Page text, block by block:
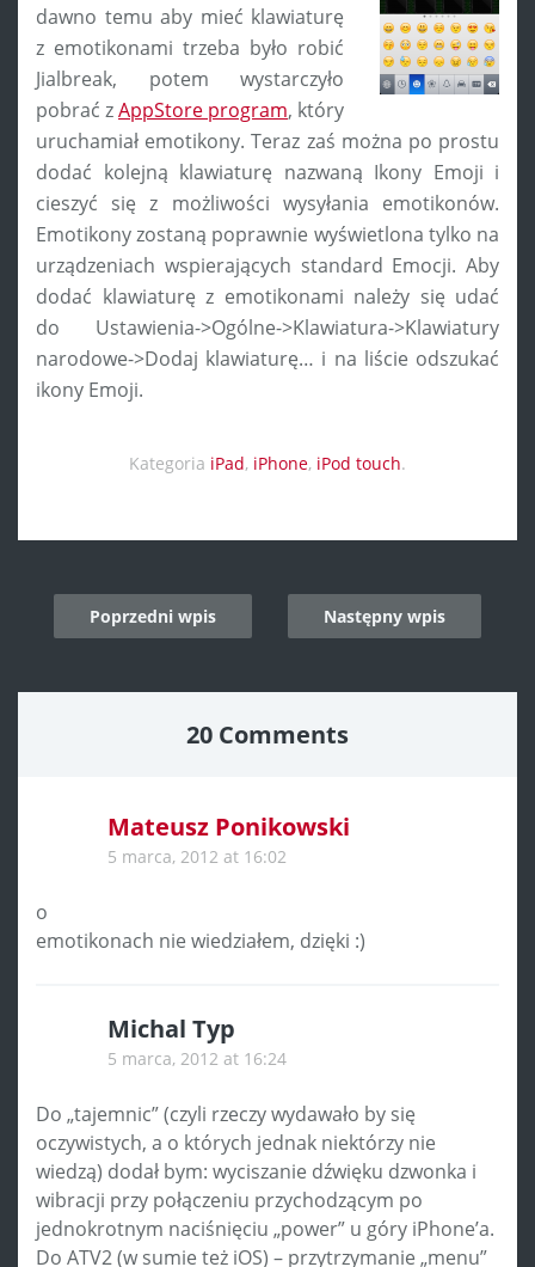
dawno temu aby mieć klawiaturę
z emotikonami trzeba było robić
Jialbreak, potem wystarczyło
pobrać zAppStore program, który
uruchamiał emotikony. Teraz zaś można po prostu
dodać kolejną klawiaturę nazwaną Ikony Emoji i
cieszyć się z możliwości wysyłania emotikonów.
Emotikony zostaną poprawnie wyświetlona tylko na
urządzeniach wspierających standard Emocji. Aby
dodać klawiaturę z emotikonami należy się udać
do Ustawienia->Ogólne->Klawiatura->Klawiatury
narodowe->Dodaj klawiaturę… i na liście odszukać
ikony Emoji.
Kategoria iPad, iPhone, iPod touch.
Post
navigation
Poprzedni wpis Następny wpis
20 Comments
Mateusz Ponikowski
5 marca, 2012 at 16:02
o
emotikonach nie wiedziałem, dzięki :)
Michal Typ
5 marca, 2012 at 16:24
Do „tajemnic” (czyli rzeczy wydawało by się
oczywistych, a o których jednak niektórzy nie
wiedzą) dodał bym: wyciszanie dźwięku dzwonka i
wibracji przy połączeniu przychodzącym po
jednokrotnym naciśnięciu „power” u góry iPhone’a.
Do ATV2 (w sumie też iOS) – przytrzymanie „menu”